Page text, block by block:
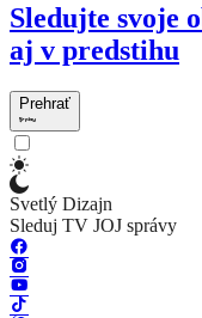
Sledujte svoje
aj v predstihu
Prehrať
Svetlý Dizajn
Sleduj TV JOJ správy